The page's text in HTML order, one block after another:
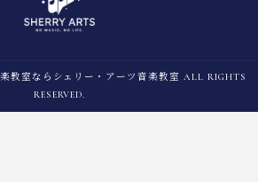
教室ならシェリー・アーツ音楽教室 ALL RIGHTS
RESERVED.